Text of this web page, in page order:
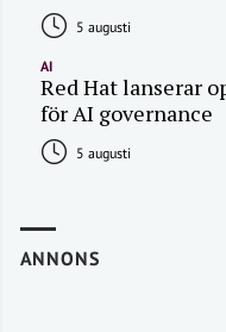
5 augusti
AI
Red Hat lanserar
för AI governance
5 augusti
ANNONS